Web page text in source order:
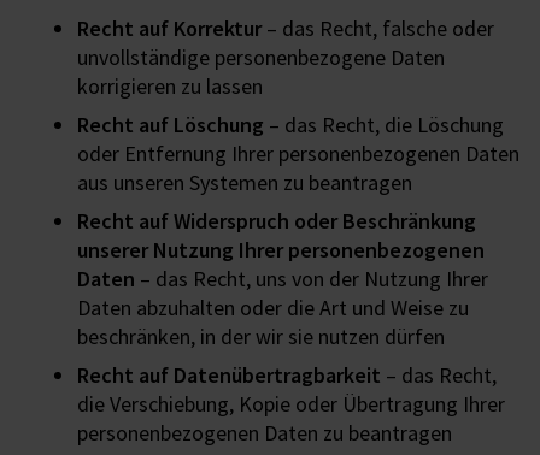
Recht auf Korrektur– das Recht, falsche oder
unvollständige personenbezogene Daten
korrigieren zu lassen
Recht auf Löschung – das Recht, die Löschung
oder Entfernung Ihrer personenbezogenen Daten
aus unseren Systemen zu beantragen
Recht auf Widerspruch oder Beschränkung
unserer Nutzung Ihrer personenbezogenen
Daten – das Recht, uns von der Nutzung Ihrer
Daten abzuhalten oder die Art und Weise zu
beschränken, in der wir sie nutzen dürfen
Recht auf Datenübertragbarkeit – das Recht,
die Verschiebung, Kopie oder Übertragung Ihrer
personenbezogenen Daten zu beantragen